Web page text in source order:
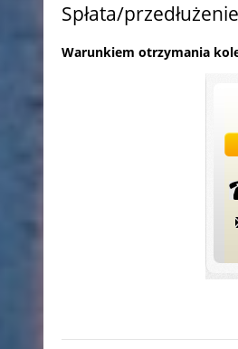
Spłata/
Warunkiem otrzymania